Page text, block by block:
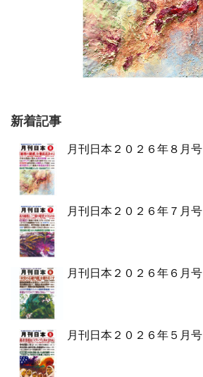
新着記事
月刊日本２０２６年８月号
月刊日本２０２６年７月号
月刊日本２０２６年６月号
月刊日本２０２６年５月号